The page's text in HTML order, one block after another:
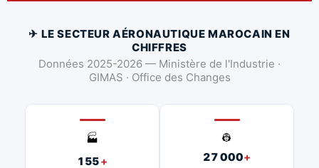
✈ LE SECTEUR AÉRONAUTIQUE MAROCAIN EN
CHIFFRES
Données 2025-2026 — Ministère de l'Industrie ·
GIMAS · Office des Changes
🏭
155+
👷
27 000+